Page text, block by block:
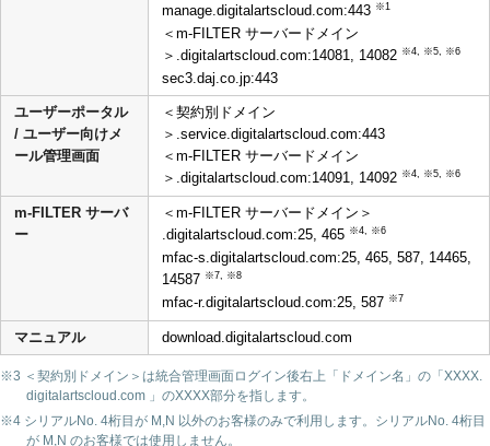
manage.digitalartscloud.com:443 ※1
＜m-FILTER サーバードメイン
＞.digitalartscloud.com:14081, 14082 ※4, ※5, ※6
sec3.daj.co.jp:443
ユーザーポータル
/ ユーザー向けメ
ール管理画面
＜契約別ドメイン
＞.service.digitalartscloud.com:443
＜m-FILTER サーバードメイン
＞.digitalartscloud.com:14091, 14092 ※4, ※5, ※6
m-FILTER サーバ
ー
＜m-FILTER サーバードメイン＞
.digitalartscloud.com:25, 465 ※4, ※6
mfac-s.digitalartscloud.com:25, 465, 587, 14465,
14587 ※7, ※8
mfac-r.digitalartscloud.com:25, 587 ※7
マニュアル download.digitalartscloud.com
※3 ＜契約別ドメイン＞は統合管理画面ログイン後右上「ドメイン名」の「XXXX.
digitalartscloud.com 」のXXXX部分を指します。
※4 シリアルNo. 4桁目が M,N 以外のお客様のみで利用します。シリアルNo. 4桁目
が M,N のお客様では使用しません。